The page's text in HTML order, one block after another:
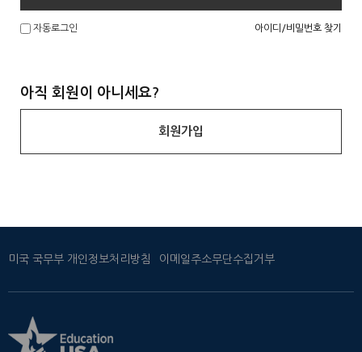
자동로그인 아이디/비밀번호 찾기
아직 회원이 아니세요?
회원가입
미국 국무부 개인정보처리방침 이메일주소무단수집거부